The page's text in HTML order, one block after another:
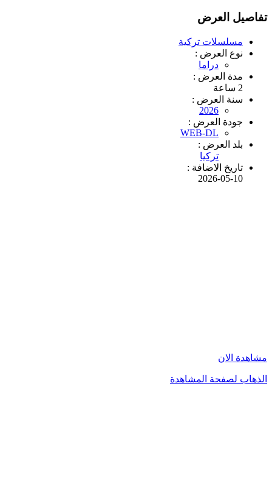
تفاصيل العرض
مسلسلات تركية
نوع العرض :
دراما
مدة العرض :
2 ساعة
سنة العرض :
2026
جودة العرض :
WEB-DL
بلد العرض :
تركيا
تاريخ الاضافة :
2026-05-10
مشاهدة الان
الذهاب لصفحة المشاهدة